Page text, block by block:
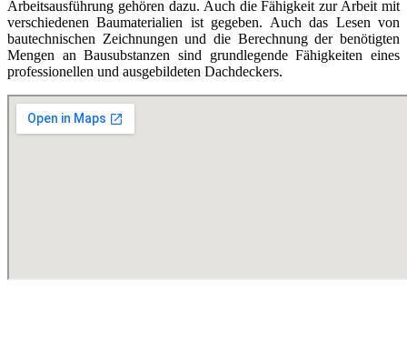
Arbeitsausführung gehören dazu. Auch die Fähigkeit zur Arbeit mit
verschiedenen Baumaterialien ist gegeben. Auch das Lesen von
bautechnischen Zeichnungen und die Berechnung der benötigten
Mengen an Bausubstanzen sind grundlegende Fähigkeiten eines
professionellen und ausgebildeten Dachdeckers.